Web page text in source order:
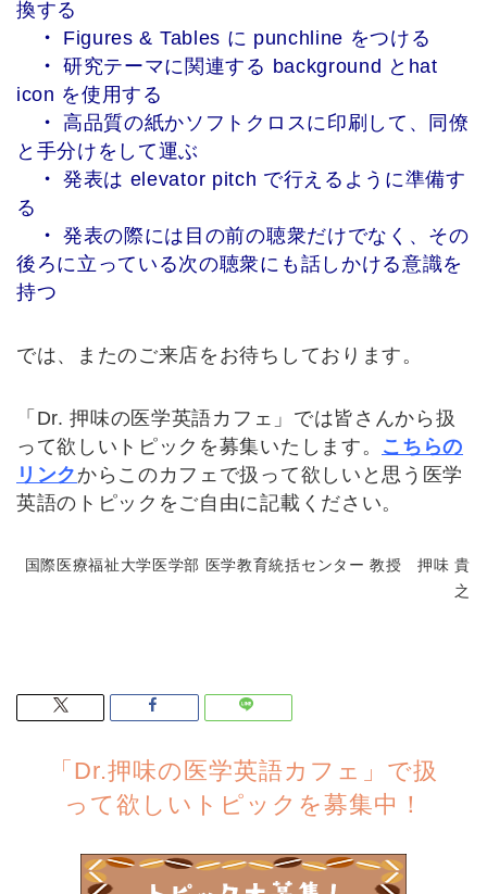
換する
・
Figures & Tables に punchline をつける
・ 研究テーマに関連する background とhat
icon を使用する
・ 高品質の紙かソフトクロスに印刷して、同僚
と手分けをして運ぶ
・ 発表は elevator pitch で行えるように準備す
る
・ 発表の際には目の前の聴衆だけでなく、その
後ろに立っている次の聴衆にも話しかける意識を
持つ
では、またのご来店をお待ちしております。
「Dr. 押味の医学英語カフェ」では皆さんから扱
って欲しいトピックを募集いたします。 こちらの
リンク からこのカフェで扱って欲しいと思う医学
英語のトピックをご自由に記載ください。
国際医療福祉大学医学部 医学教育統括センター 教授 押味 貴
之
「Dr.押味の医学英語カフェ」で扱
って欲しいトピックを募集中！